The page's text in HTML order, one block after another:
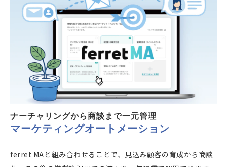
ナーチャリングから商談まで一元管理
マーケティングオートメーション
ferret MAと組み合わせることで、見込み顧客の育成から商談